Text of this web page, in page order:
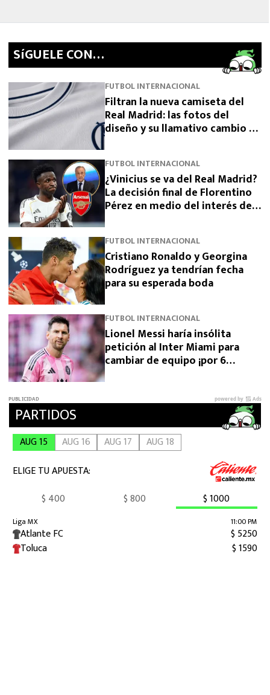
SíGUELE CON…
FUTBOL INTERNACIONAL
Filtran la nueva camiseta del
Real Madrid: las fotos del
diseño y su llamativo cambio de
FUTBOL INTERNACIONAL
¿Vinicius se va del Real Madrid?
La decisión final de Florentino
Pérez en medio del interés del
FUTBOL INTERNACIONAL
Cristiano Ronaldo y Georgina
Rodríguez ya tendrían fecha
para su esperada boda
FUTBOL INTERNACIONAL
Lionel Messi haría insólita
petición al Inter Miami para
cambiar de equipo ¡por 6